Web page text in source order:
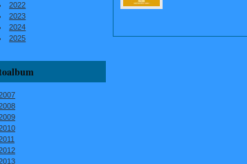
2022
2023
2024
2025